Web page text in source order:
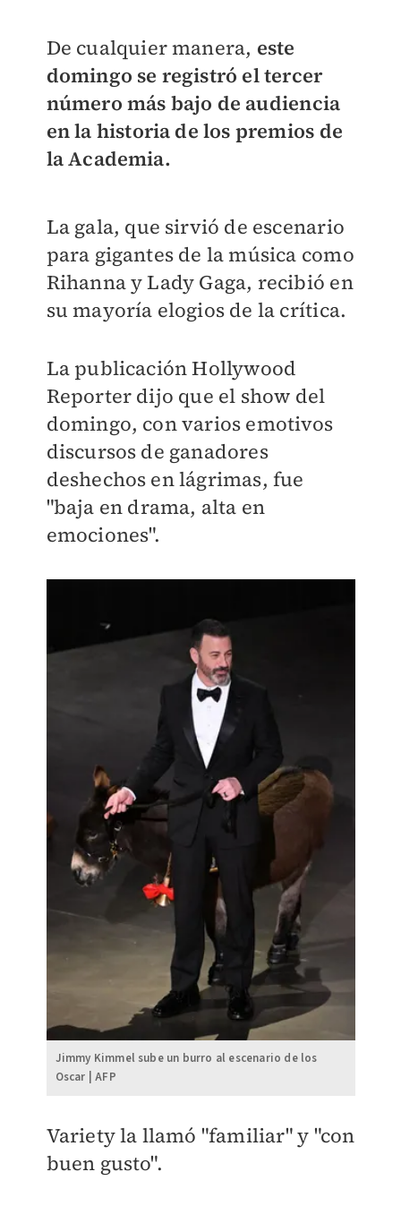
De cualquier manera, este
domingo se registró el tercer
número más bajo de audiencia
en la historia de los premios de
la Academia.
La gala, que sirvió de escenario
para gigantes de la música como
Rihanna y Lady Gaga, recibió en
su mayoría elogios de la crítica.
La publicación Hollywood
Reporter dijo que el show del
domingo, con varios emotivos
discursos de ganadores
deshechos en lágrimas, fue
"baja en drama, alta en
emociones".
Jimmy Kimmel sube un burro al escenario de los
Oscar | AFP
Variety la llamó "familiar" y "con
buen gusto".